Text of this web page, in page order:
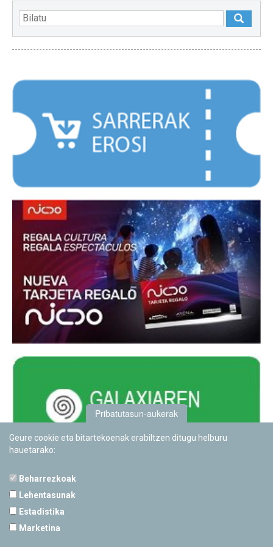
Pribatutasun-aukerak
Geure cookie eta bitartekoenak erabiltzen ditugu helburu
hauetarako:
Beharrezkoak
Lehentasunak
Estadistika
Marketina